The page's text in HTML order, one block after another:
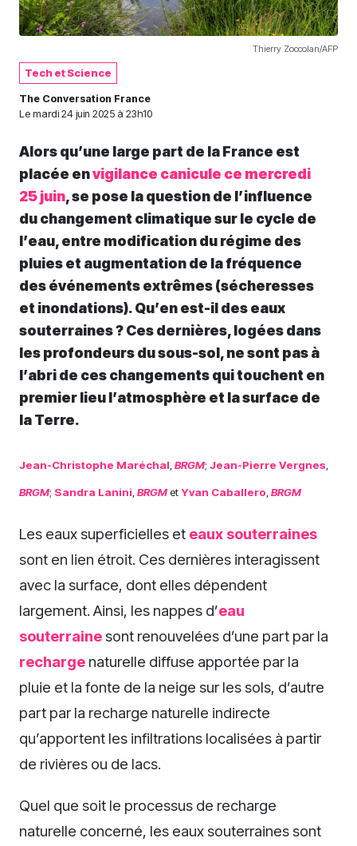
Thierry Zoccolan/AFP
Tech et Science
The Conversation France
Le mardi 24 juin 2025 à 23h10
Alors qu’une large part de la France est
placée envigilance canicule ce mercredi
25 juin, se pose la question de l’influence
du changement climatique sur le cycle de
l’eau, entre modification du régime des
pluies et augmentation de la fréquence
des événements extrêmes (sécheresses
et inondations). Qu’en est-il des eaux
souterraines ? Ces dernières, logées dans
les profondeurs du sous-sol, ne sont pas à
l’abri de ces changements qui touchent en
premier lieu l’atmosphère et la surface de
la Terre.
Jean-Christophe Maréchal BRGM; Jean-Pierre Vergnes
BRGM; Sandra Lanini BRGMetYvan Caballero BRGM
Les eaux superficielles et eaux souterraines
sont en lien étroit. Ces dernières interagissent
avec la surface, dont elles dépendent
largement. Ainsi, les nappes d’eau
souterrainesont renouvelées d’une part par la
recharge naturelle diffuse apportée par la
pluie et la fonte de la neige sur les sols, d’autre
part par la recharge naturelle indirecte
qu’apportent les infiltrations localisées à partir
de rivières ou de lacs.
Quel que soit le processus de recharge
naturelle concerné, les eaux souterraines sont